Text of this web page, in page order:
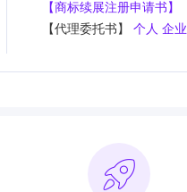
【商标续展注册申请书】
【代理委托书】 个人 企业